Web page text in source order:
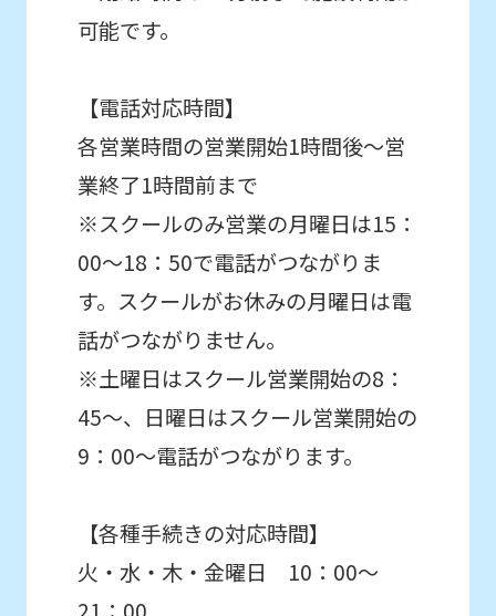
可能です。
【電話対応時間】
各営業時間の営業開始1時間後～営
業終了1時間前まで
※スクールのみ営業の月曜日は15：
00～18：50で電話がつながりま
す。スクールがお休みの月曜日は電
話がつながりません。
※土曜日はスクール営業開始の8：
45～、日曜日はスクール営業開始の
9：00～電話がつながります。
【各種手続きの対応時間】
火・水・木・金曜日 10：00～